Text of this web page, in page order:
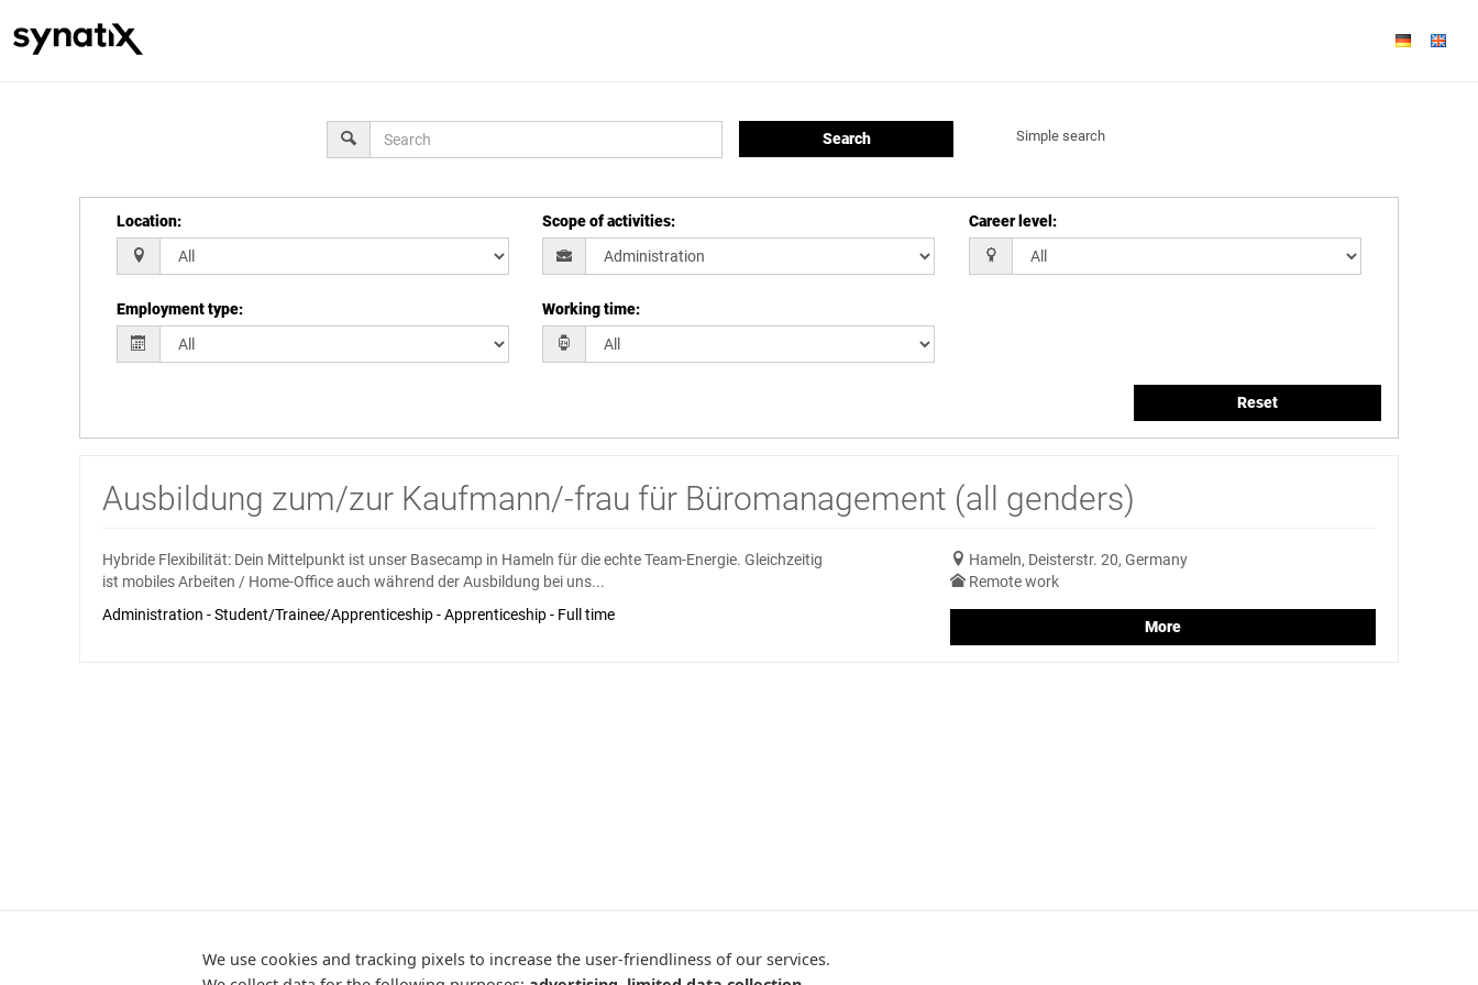
Search Simple search
Location: Scope of activities: Career level :
Employment type: Working time:
Reset
Ausbildung zum/zur Kaufmann/-frau für Büromanagement (all genders)
Hybride Flexibilität: Dein Mittelpunkt ist unser Basecamp in Hameln für die echte Team-Energie. Gleichzeitig
ist mobiles Arbeiten / Home-Office auch während der Ausbildung bei uns...
Administration - Student/Trainee/Apprenticeship - Apprenticeship - Full time
Hameln, Deisterstr. 20, Germany
Remote work
More
We use cookies and tracking pixels to increase the user-friendliness of our services.